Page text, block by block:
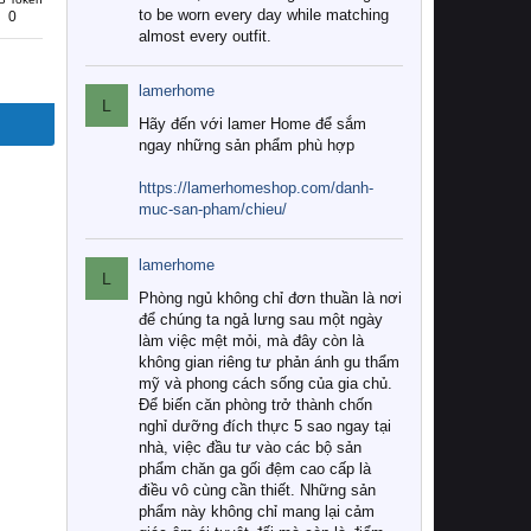
0
to be worn every day while matching
almost every outfit.
L
lamerhome
Hãy đến với lamer Home để sắm
ngay những sản phẩm phù hợp
https://lamerhomeshop.com/danh-
muc-san-pham/chieu/
L
lamerhome
Phòng ngủ không chỉ đơn thuần là nơi
để chúng ta ngả lưng sau một ngày
làm việc mệt mỏi, mà đây còn là
không gian riêng tư phản ánh gu thẩm
mỹ và phong cách sống của gia chủ.
Để biến căn phòng trở thành chốn
nghỉ dưỡng đích thực 5 sao ngay tại
nhà, việc đầu tư vào các bộ sản
phẩm chăn ga gối đệm cao cấp là
điều vô cùng cần thiết. Những sản
phẩm này không chỉ mang lại cảm